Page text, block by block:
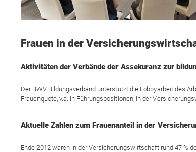
Frauen in der
Aktivitäten der Verbände der Assekuranz zur
Der BWV Bildungsverband unterstützt die Lobbyarbeit des
Frauenquote, v.a. in Führungspositionen, in der
Aktuelle Zahlen zum Frauenanteil in der
Ende 2012 waren in der Versicherungswirtschaft rund 47 %